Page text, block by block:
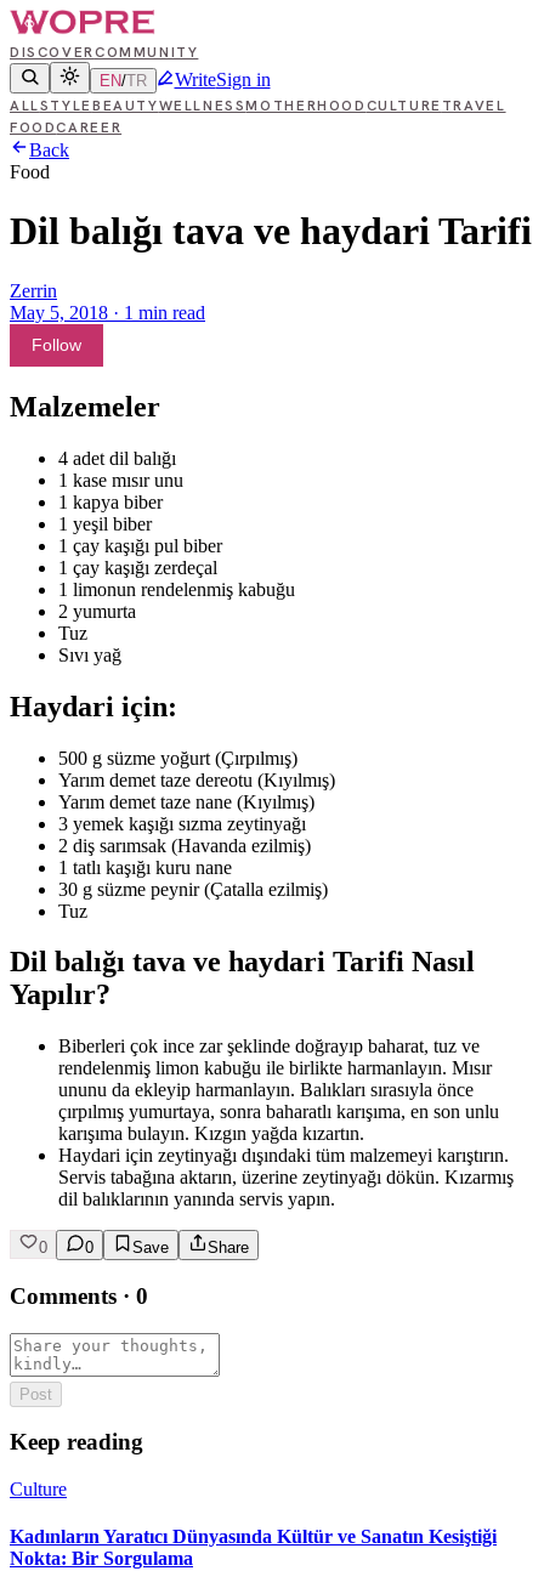
DISCOVERCOMMUNITY
EN/TR WriteSign in
ALLSTYLE BEAUTYWELLNESSMOTHERHOOD CULTURE TRAVEL
FOODCAREER
Back
Food
Dil balığı tava ve haydari Tarifi
Zerrin
May 5, 2018 · 1 min read
Follow
Malzemeler
4 adet dil balığı
1 kase mısır unu
1 kapya biber
1 yeşil biber
1 çay kaşığı pul biber
1 çay kaşığı zerdeçal
1 limonun rendelenmiş kabuğu
2 yumurta
Tuz
Sıvı yağ
Haydari için:
500 g süzme yoğurt (Çırpılmış)
Yarım demet taze dereotu (Kıyılmış)
Yarım demet taze nane (Kıyılmış)
3 yemek kaşığı sızma zeytinyağı
2 diş sarımsak (Havanda ezilmiş)
1 tatlı kaşığı kuru nane
30 g süzme peynir (Çatalla ezilmiş)
Tuz
Dil balığı tava ve haydari Tarifi Nasıl
Yapılır?
Biberleri çok ince zar şeklinde doğrayıp baharat, tuz ve
rendelenmiş limon kabuğu ile birlikte harmanlayın. Mısır
ununu da ekleyip harmanlayın. Balıkları sırasıyla önce
çırpılmış yumurtaya, sonra baharatlı karışıma, en son unlu
karışıma bulayın. Kızgın yağda kızartın.
Haydari için zeytinyağı dışındaki tüm malzemeyi karıştırın.
Servis tabağına aktarın, üzerine zeytinyağı dökün. Kızarmış
dil balıklarının yanında servis yapın.
0 0 Save Share
Comments · 0
Post
Keep reading
Culture
Kadınların Yaratıcı Dünyasında Kültür ve Sanatın Kesiştiği
Nokta: Bir Sorgulama